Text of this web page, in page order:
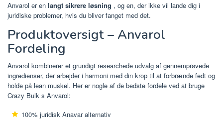
Anvarol er en langt sikrere løsning , og en, der ikke vil lande dig i
juridiske problemer, hvis du bliver fanget med det.
Produktoversigt – Anvarol
Fordeling
Anvarol kombinerer et grundigt researchede udvalg af gennemprøvede
ingredienser, der arbejder i harmoni med din krop til at forbrænde fedt og
holde på lean muskel. Her er nogle af de bedste fordele ved at bruge
Crazy Bulk s Anvarol:
100% juridisk Anavar alternativ